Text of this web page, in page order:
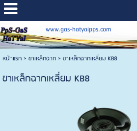
www.gas-hatyaipps.com
หน้าแรก> ขาเหล็กฉาก> ขาเหล็กฉากเหลี่ยม KB8
ขาเหล็กฉากเหลี่ยม KB8